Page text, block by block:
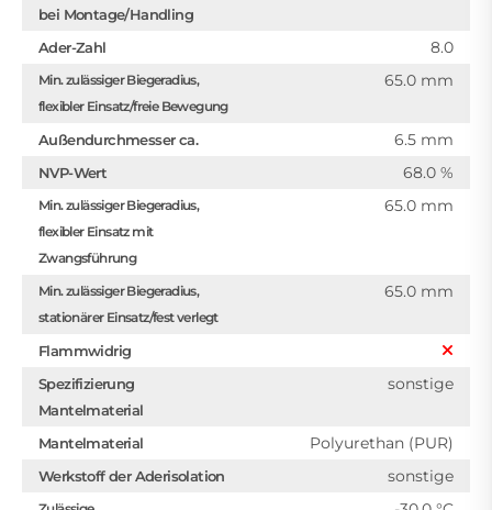
bei Montage/Handling
Ader-Zahl 8.0
Min. zulässiger Biegeradius,
flexibler Einsatz/freie Bewegung
65.0 mm
Außendurchmesser ca. 6.5 mm
NVP-Wert 68.0 %
Min. zulässiger Biegeradius,
flexibler Einsatz mit
Zwangsführung
65.0 mm
Min. zulässiger Biegeradius,
stationärer Einsatz/fest verlegt
65.0 mm
Flammwidrig
Spezifizierung
Mantelmaterial
sonstige
Mantelmaterial Polyurethan (PUR)
Werkstoff der Aderisolation sonstige